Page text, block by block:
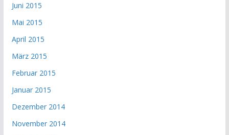
Juni 2015
Mai 2015
April 2015
März 2015
Februar 2015
Januar 2015
Dezember 2014
November 2014